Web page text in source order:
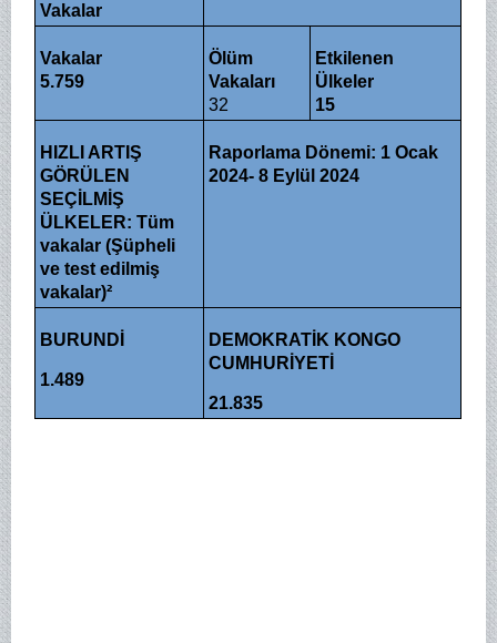
Vakalar
Vakalar
5.759
Ölüm
Vakaları
32
Etkilenen
Ülkeler
15
HIZLI ARTIŞ
GÖRÜLEN
SEÇİLMİŞ
ÜLKELER: Tüm
vakalar (Şüpheli
ve test edilmiş
vakalar)²
Raporlama Dönemi: 1 Ocak
2024- 8 Eylül 2024
BURUNDİ
1.489
DEMOKRATİK KONGO
CUMHURİYETİ
21.835